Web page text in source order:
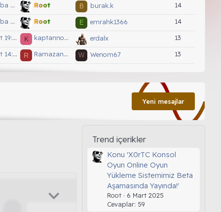
Root
Root
K kaptannoguz
R RamazanSw
kaptannoguz
sehrianjg5888
B burak.k 14
E emrahk1366 14
erdalx 13
W Wenom67 13
Fetahmet YÖRDEM
12
12
eksen
barutnika 12
brave28
tuncay.goktas 11
yasiiin42
Yeni mesajlar
Trend içerikler
Konu 'X0rTC Konsol
Oyun Online Oyun
Yükleme Sistemimiz Beta
Aşamasında Yayında!'
Root
6 Mart 2025
Cevaplar: 59